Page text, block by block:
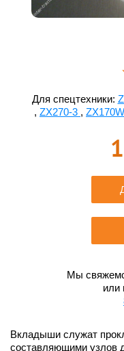
Для спецтехники:
, ZX270-3 ,
Мы
или
Вкладыши служат
составляющими узлов